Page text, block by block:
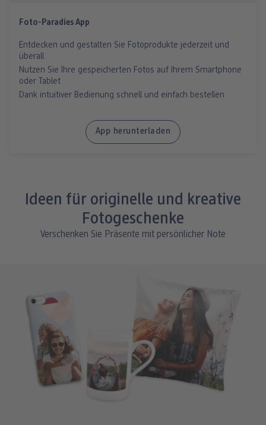
Foto-Paradies App
Entdecken und gestalten Sie Fotoprodukte jederzeit und
überall
Nutzen Sie Ihre gespeicherten Fotos auf Ihrem Smartphone
oder Tablet
Dank intuitiver Bedienung schnell und einfach bestellen
App herunterladen
Ideen für originelle und kreative
Fotogeschenke
Verschenken Sie Präsente mit persönlicher Note